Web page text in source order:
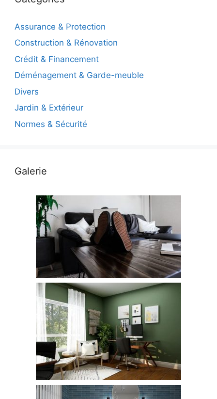
Assurance & Protection
Construction & Rénovation
Crédit & Financement
Déménagement & Garde-meuble
Divers
Jardin & Extérieur
Normes & Sécurité
Galerie